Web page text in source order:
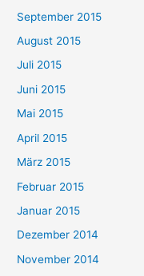
September 2015
August 2015
Juli 2015
Juni 2015
Mai 2015
April 2015
März 2015
Februar 2015
Januar 2015
Dezember 2014
November 2014